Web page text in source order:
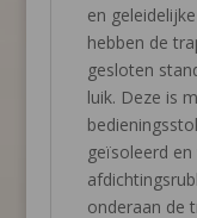
en
hebben de
gesloten
luik. Deze is
geïsoleerd
onderaan de